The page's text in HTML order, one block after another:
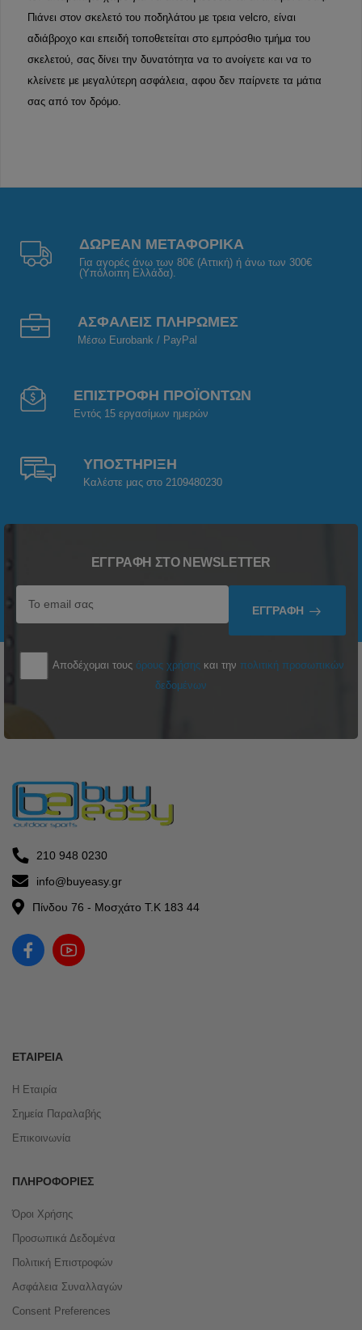
Πιάνει στον σκελετό του ποδηλάτου με τρεια velcro, είναι
αδιάβροχο και επειδή τοποθετείται στο εμπρόσθιο τμήμα του
σκελετού, σας δίνει την δυνατότητα να το ανοίγετε και να το
κλείνετε με μεγαλύτερη ασφάλεια, αφου δεν παίρνετε τα μάτια
σας από τον δρόμο.
ΔΩΡΕΑΝ ΜΕΤΑΦΟΡΙΚΑ
Για αγορές άνω των 80€ (Αττική) ή άνω των 300€
(Υπόλοιπη Ελλάδα).
ΑΣΦΑΛΕΙΣ ΠΛΗΡΩΜΕΣ
Μέσω Eurobank / PayPal
ΕΠΙΣΤΡΟΦΗ ΠΡΟΪΟΝΤΩΝ
Εντός 15 εργασίμων ημερών
ΥΠΟΣΤΗΡΙΞΗ
Καλέστε μας στο 2109480230
ΕΓΓΡΑΦΉ ΣΤΟ NEWSLETTER
ΕΓΓΡΑΦΉ
Αποδέχομαι τους όρους χρήσης και την πολιτική προσωπικών
δεδομένων
210 948 0230
info@buyeasy.gr
Πίνδου 76 - Μοσχάτο Τ.Κ 183 44
ΕΤΑΙΡΕΊΑ
Η Εταιρία
Σημεία Παραλαβής
Επικοινωνία
ΠΛΗΡΟΦΟΡΊΕΣ
Όροι Χρήσης
Προσωπικά Δεδομένα
Πολιτική Επιστροφών
Ασφάλεια Συναλλαγών
Consent Preferences